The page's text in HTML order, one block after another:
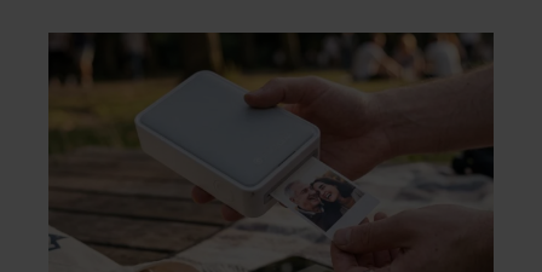
Leidsedwarsstraat roept een stortvloed aan
herinneringen op. Daar begon hun leven
samen en werd dochter Lola geboren.